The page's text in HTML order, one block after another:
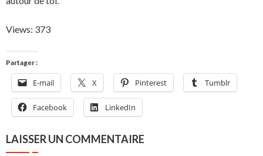
Views: 373
Partager :
E-mail X Pinterest Tumblr
Facebook LinkedIn
LAISSER UN COMMENTAIRE